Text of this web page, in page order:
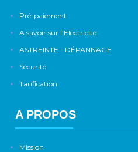
Pré-paiement
A savoir sur l’Electricité
ASTREINTE - DÉPANNAGE
Sécurité
Tarification
A PROPOS
Mission